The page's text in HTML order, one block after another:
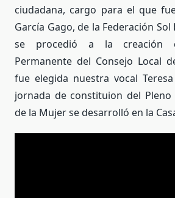
ciudadana, cargo para el que
García Gago, de la Federación
se procedió a la creación
Permanente del Consejo Local
fue elegida nuestra vocal
jornada de constituion del Pleno
de la Mujer se desarrolló en la